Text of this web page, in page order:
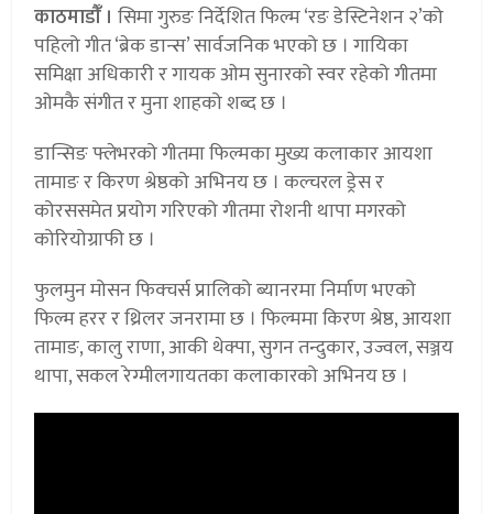
काठमाडौंँ । सिमा गुरुङ निर्देशित फिल्म ‘रङ डेस्टिनेशन २’को
पहिलो गीत ‘ब्रेक डान्स’ सार्वजनिक भएको छ । गायिका
समिक्षा अधिकारी र गायक ओम सुनारको स्वर रहेको गीतमा
ओमकै संगीत र मुना शाहको शब्द छ ।
डान्सिङ फ्लेभरको गीतमा फिल्मका मुख्य कलाकार आयशा
तामाङ र किरण श्रेष्ठको अभिनय छ । कल्चरल ड्रेस र
कोरससमेत प्रयोग गरिएको गीतमा रोशनी थापा मगरको
कोरियोग्राफी छ ।
फुलमुन मोसन फिक्चर्स प्रालिको ब्यानरमा निर्माण भएको
फिल्म हरर र थ्रिलर जनरामा छ । फिल्ममा किरण श्रेष्ठ, आयशा
तामाङ, कालु राणा, आकी थेक्पा, सुगन तन्दुकार, उज्वल, सञ्जय
थापा, सकल रेग्मीलगायतका कलाकारको अभिनय छ ।